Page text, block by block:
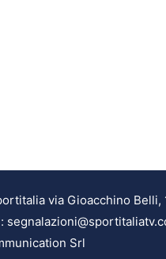
via Gioacchino
Srl